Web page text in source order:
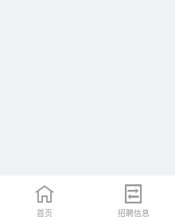
首页 招聘信息